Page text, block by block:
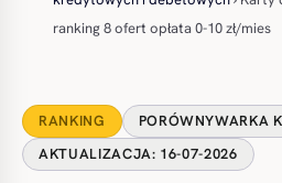
ranking 8 ofert opłata 0-10 zł/mies
RANKING
PORÓWNYWARKA
AKTUALIZACJA: 16-07-2026